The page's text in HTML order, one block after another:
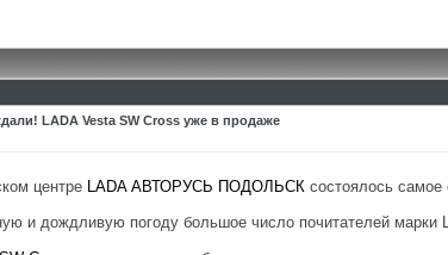
LADA Vesta SW Cross уже в продаже
центре LADA АВТОРУСЬ ПОДОЛЬСК состоялось самое
и дождливую погоду большое число почитателей марки